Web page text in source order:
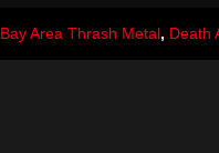
Bay Area Thrash Metal, Death